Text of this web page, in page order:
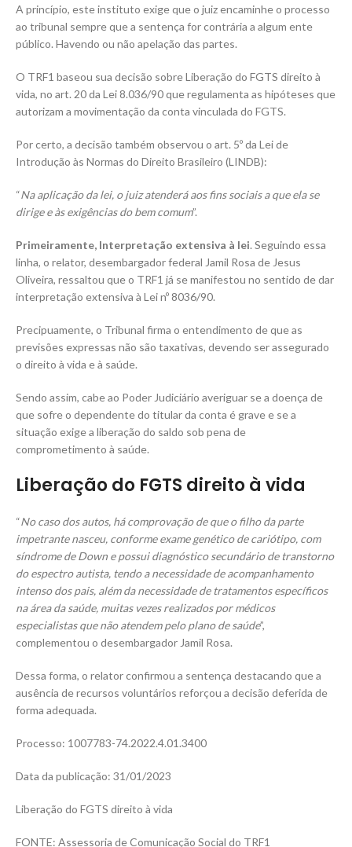
A princípio, este instituto exige que o juiz encaminhe o processo
ao tribunal sempre que a sentença for contrária a algum ente
público. Havendo ou não apelação das partes.
O TRF1 baseou sua decisão sobre Liberação do FGTS direito à
vida, no art. 20 da Lei 8.036/90 que regulamenta as hipóteses que
autorizam a movimentação da conta vinculada do FGTS.
Por certo, a decisão também observou o art. 5º da Lei de
Introdução às Normas do Direito Brasileiro (LINDB):
“Na aplicação da lei, o juiz atenderá aos fins sociais a que ela se
dirige e às exigências do bem comum”.
Primeiramente, Interpretação extensiva à lei. Seguindo essa
linha, o relator, desembargador federal Jamil Rosa de Jesus
Oliveira, ressaltou que o TRF1 já se manifestou no sentido de dar
interpretação extensiva à Lei nº 8036/90.
Precipuamente, o Tribunal firma o entendimento de que as
previsões expressas não são taxativas, devendo ser assegurado
o direito à vida e à saúde.
Sendo assim, cabe ao Poder Judiciário averiguar se a doença de
que sofre o dependente do titular da conta é grave e se a
situação exige a liberação do saldo sob pena de
comprometimento à saúde.
Liberação do FGTS direito à vida
“No caso dos autos, há comprovação de que o filho da parte
impetrante nasceu, conforme exame genético de cariótipo, com
síndrome de Down e possui diagnóstico secundário de transtorno
do espectro autista, tendo a necessidade de acompanhamento
intenso dos pais, além da necessidade de tratamentos específicos
na área da saúde, muitas vezes realizados por médicos
especialistas que não atendem pelo plano de saúde”,
complementou o desembargador Jamil Rosa.
Dessa forma, o relator confirmou a sentença destacando que a
ausência de recursos voluntários reforçou a decisão deferida de
forma adequada.
Processo: 1007783-74.2022.4.01.3400
Data da publicação: 31/01/2023
Liberação do FGTS direito à vida
FONTE: Assessoria de Comunicação Social do TRF1